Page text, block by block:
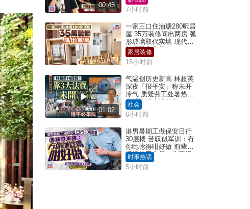
00:45
7小时前
一家三口住油塘280呎居
屋 35万装修间出两房 弧
形玻璃取代实墙 现代神
枱柜融入玄关
家居装修
15小时前
01:02
气温创历史新高 林超英
深夜「报平安」称未开
冷气 质疑劳工处暑热警
告「取消也没分别」
社会
6小时前
港男暑期工做保安日行
30层楼 苦叹似军训：冇
你哋谂得咁好做 前辈传
授揾笋工心得：你唔识
拣盘啫｜Juicy叮
时事热话
5小时前